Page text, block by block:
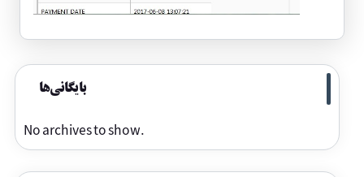
بایگانی‌ها
No archives to show.